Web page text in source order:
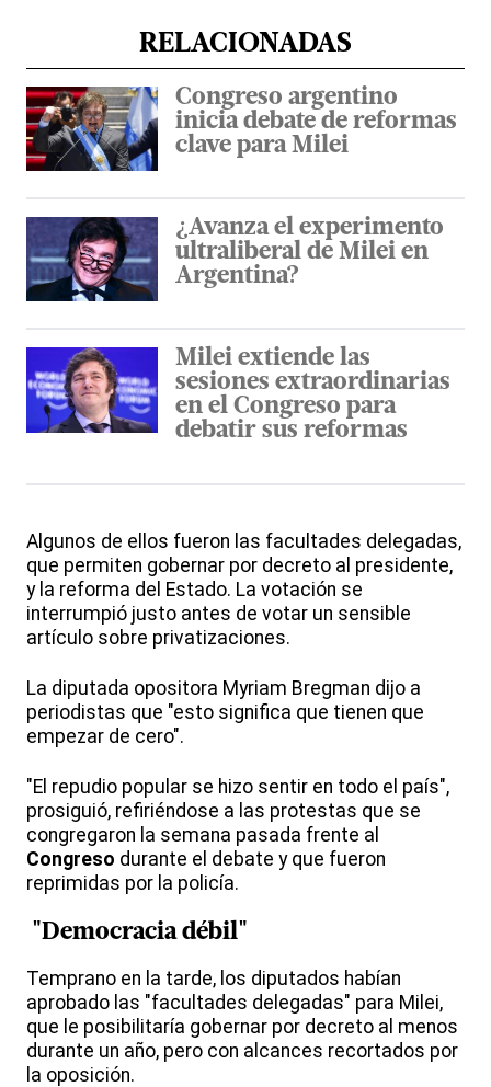
RELACIONADAS
Congreso argentino
inicia debate de reformas
clave para Milei
¿Avanza el experimento
ultraliberal de Milei en
Argentina?
Milei extiende las
sesiones extraordinarias
en el Congreso para
debatir sus reformas
Algunos de ellos fueron las facultades delegadas,
que permiten gobernar por decreto al presidente,
y la reforma del Estado. La votación se
interrumpió justo antes de votar un sensible
artículo sobre privatizaciones.
La diputada opositora Myriam Bregman dijo a
periodistas que "esto significa que tienen que
empezar de cero".
"El repudio popular se hizo sentir en todo el país",
prosiguió, refiriéndose a las protestas que se
congregaron la semana pasada frente al
Congreso durante el debate y que fueron
reprimidas por la policía.
"Democracia débil"
Temprano en la tarde, los diputados habían
aprobado las "facultades delegadas" para Milei,
que le posibilitaría gobernar por decreto al menos
durante un año, pero con alcances recortados por
la oposición.